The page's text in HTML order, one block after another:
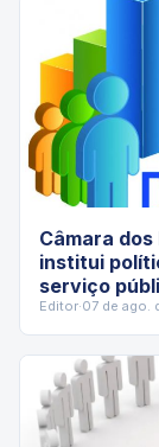
Câmara
institui
serviço
Editor·07 de ago.